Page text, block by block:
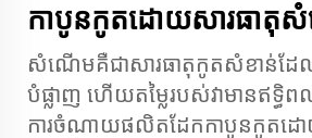
កាបូនកូតដោយសារធាតុ
សំណើមគឺជាសារធាតុកូតសំខាន់ដែលក
បំផ្លាញ ហើយតម្លៃរបស់វាមានឥទ្
ការចំណាយផលិតដែកកាបូនកូតដោ